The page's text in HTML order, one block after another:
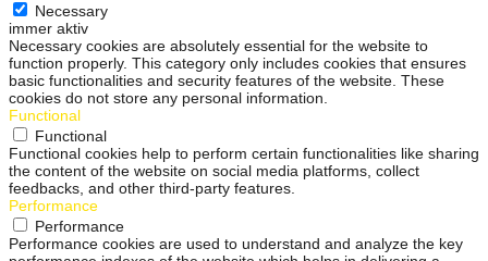
Necessary
immer aktiv
Necessary cookies are absolutely essential for the website to
function properly. This category only includes cookies that ensures
basic functionalities and security features of the website. These
cookies do not store any personal information.
Functional
Functional
Functional cookies help to perform certain functionalities like sharing
the content of the website on social media platforms, collect
feedbacks, and other third-party features.
Performance
Performance
Performance cookies are used to understand and analyze the key